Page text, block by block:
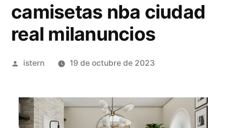
camisetas nba ciudad
real milanuncios
Publicado
istern 19 de octubre de 2023